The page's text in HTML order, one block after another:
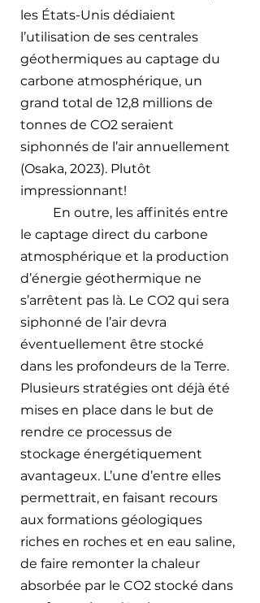
les États-Unis dédiaient
l’utilisation de ses centrales
géothermiques au captage du
carbone atmosphérique, un
grand total de 12,8 millions de
tonnes de CO2 seraient
siphonnés de l’air annuellement
(Osaka, 2023). Plutôt
impressionnant!
En outre, les affinités entre
le captage direct du carbone
atmosphérique et la production
d’énergie géothermique ne
s’arrêtent pas là. Le CO2 qui sera
siphonné de l’air devra
éventuellement être stocké
dans les profondeurs de la Terre.
Plusieurs stratégies ont déjà été
mises en place dans le but de
rendre ce processus de
stockage énergétiquement
avantageux. L’une d’entre elles
permettrait, en faisant recours
aux formations géologiques
riches en roches et en eau saline,
de faire remonter la chaleur
absorbée par le CO2 stocké dans